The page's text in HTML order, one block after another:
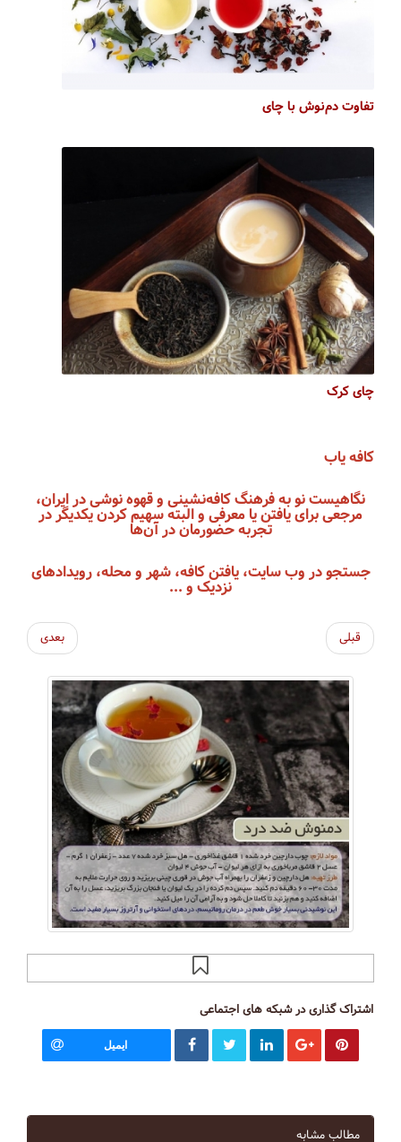
تفاوت دم‌نوش با چای
چای کرک
کافه یاب
نگاهیست نو به فرهنگ کافه‌نشینی و قهوه نوشی در ایران،
مرجعی برای یافتن یا معرفی و البته سهیم کردن یکدیگر در
تجربه حضورمان در آن‌ها
جستجو در وب سایت، یافتن کافه، شهر و محله، رویداد‌های
نزدیک و ...
قبلی بعدی
اشتراک گذاری در شبکه های اجتماعی
ایمیل
مطالب مشابه